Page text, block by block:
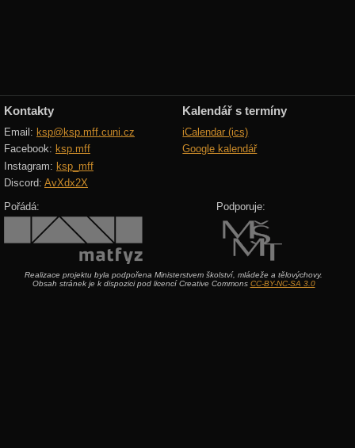
Kontakty
Email: ksp@ksp.mff.cuni.cz
Facebook: ksp.mff
Instagram: ksp_mff
Discord: AvXdx2X
Kalendář s termíny
iCalendar (ics)
Google kalendář
Pořádá: Podporuje:
Realizace projektu byla podpořena Ministerstvem školství, mládeže a tělovýchovy.
Obsah stránek je k dispozici pod licencí Creative Commons CC-BY-NC-SA 3.0